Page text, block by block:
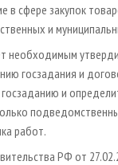
в сфере закупок
и
необходимым
госзадания и
и
работ.
РФ от